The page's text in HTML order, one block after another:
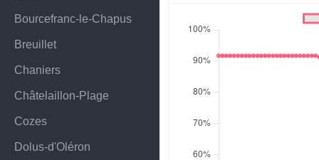
Bourcefranc-le-Chapus
Breuillet
Chaniers
Châtelaillon-Plage
Cozes
Dolus-d'Oléron